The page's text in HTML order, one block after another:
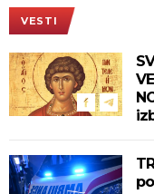
VESTI